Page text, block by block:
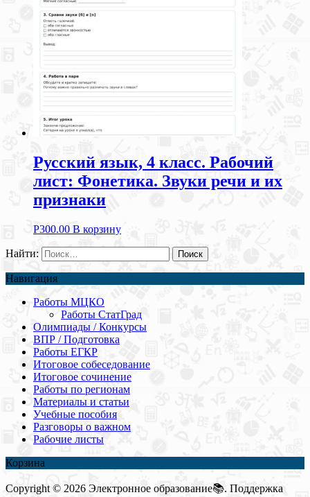
Русский язык, 4 класс. Рабочий
лист: Фонетика. Звуки речи и их
признаки
Р300.00 В корзину
Найти:
Навигация
Работы МЦКО
Работы СтатГрад
Олимпиады / Конкурсы
ВПР / Подготовка
Работы ЕГКР
Итоговое собеседование
Итоговое сочинение
Работы по регионам
Материалы и статьи
Учебные пособия
Разговоры о важном
Рабочие листы
Корзина
Copyright © 2026 Электронное образование📚. Поддержка